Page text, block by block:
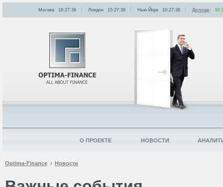
Optima-Finance Новости
Москва 18:27:36 Лондон 15:27:36 Нью-Йорк 10:27:36 Доллар:
О ПРОЕКТЕ НОВОСТИ